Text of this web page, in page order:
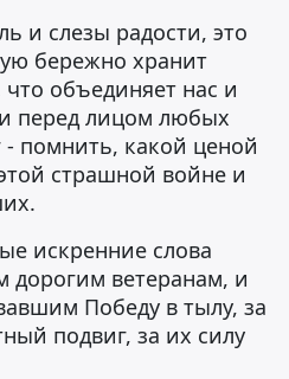
и слезы радости, это
бережно хранит
объединяет нас и
перед лицом любых
помнить, какой ценой
страшной войне и
искренние слова
дорогим ветеранам, и
Победу в тылу, за
подвиг, за их силу